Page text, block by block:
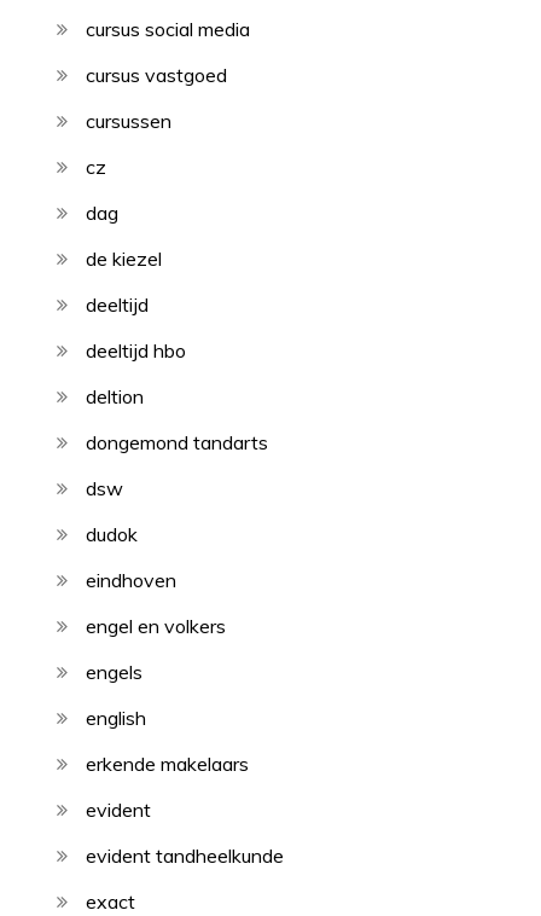
cursus social media
cursus vastgoed
cursussen
cz
dag
de kiezel
deeltijd
deeltijd hbo
deltion
dongemond tandarts
dsw
dudok
eindhoven
engel en volkers
engels
english
erkende makelaars
evident
evident tandheelkunde
exact